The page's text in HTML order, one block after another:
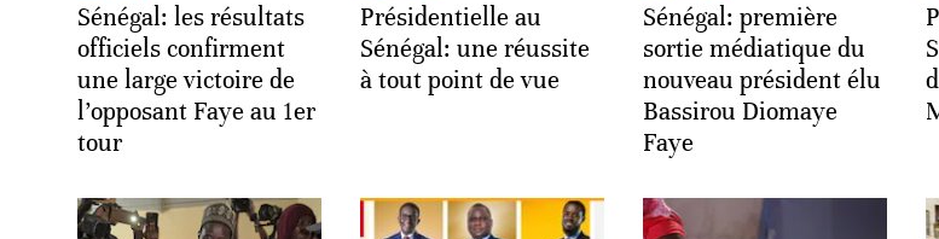
Sénégal: les résultats
officiels confirment
une large victoire de
l’opposant Faye au 1er
tour
Présidentielle au
Sénégal: une réussite
à tout point de vue
Sénégal: première
sortie médiatique du
nouveau président élu
Bassirou Diomaye
Faye